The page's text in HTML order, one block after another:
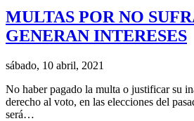
MULTAS POR NO
GENERAN INTERESES
sábado, 10 abril, 2021
No haber pagado la multa o justificar su
derecho al voto, en las elecciones del
será…